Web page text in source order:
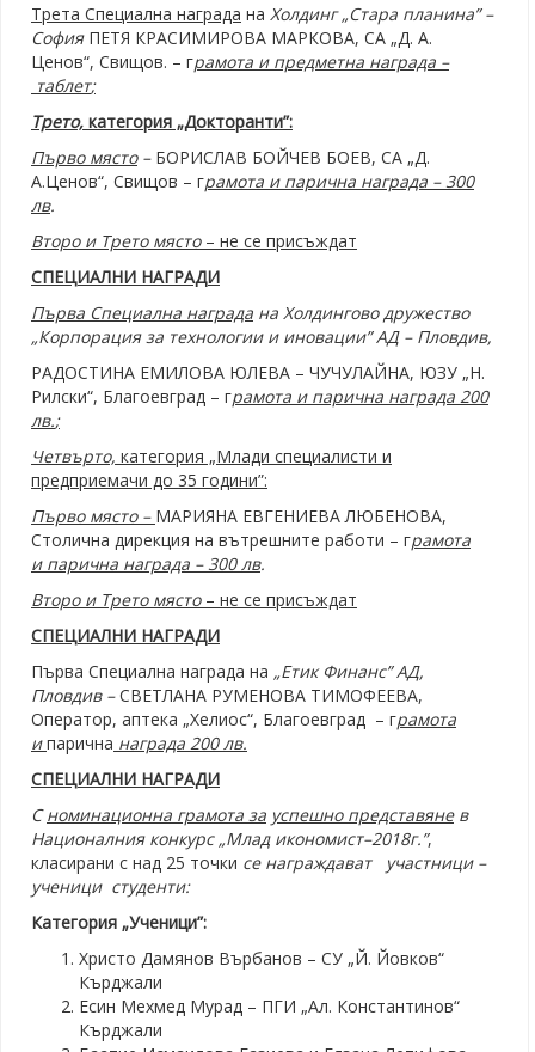
Трета Специална награда на Холдинг „Стара планина” –
СофияПЕТЯ КРАСИМИРОВА МАРКОВА, СА „Д. А.
Ценов“, Свищов. – грамота и предметна награда –
таблет;
Трето, категория „Докторанти”:
Първо място–БОРИСЛАВ БОЙЧЕВ БОЕВ, СА „Д.
А.Ценов“, Свищов – грамота и парична награда – 300
лв.
Второ и Трето място– не се присъждат
СПЕЦИАЛНИ НАГРАДИ
Първа Специална награда на Холдингово дружество
„Корпорация за технологии и иновации” АД – Пловдив,
РАДОСТИНА ЕМИЛОВА ЮЛЕВА – ЧУЧУЛАЙНА, ЮЗУ „Н.
Рилски“, Благоевград – грамота и парична награда 200
лв.;
Четвърто, категория „Млади специалисти и
предприемачи до 35 години”:
Първо място – МАРИЯНА ЕВГЕНИЕВА ЛЮБЕНОВА,
Столична дирекция на вътрешните работи – грамота
и парична награда – 300 лв.
Второ и Трето място– не се присъждат
СПЕЦИАЛНИ НАГРАДИ
Първа Специална награда на „Етик Финанс” АД,
Пловдив–СВЕТЛАНА РУМЕНОВА ТИМОФЕЕВА,
Оператор, аптека „Хелиос“, Благоевград – грамота
ипарична награда 200 лв.
СПЕЦИАЛНИ НАГРАДИ
Сноминационна грамота за успешно представянев
Националния конкурс „Млад икономист–2018г.”,
класирани с над 25 точки се награждават участници –
ученици студенти:
Категория „Ученици”:
Христо Дамянов Върбанов – СУ „Й. Йовков“
Кърджали
Есин Мехмед Мурад – ПГИ „Ал. Константинов“
Кърджали